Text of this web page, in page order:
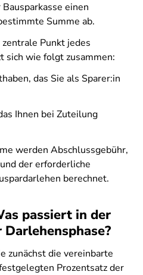
einen
Summe ab.
Punkt jedes
sich wie folgt zusammen:
das Sie als Sparer:in
Ihnen bei Zuteilung
werden Abschlussgebühr,
der erforderliche
berechnet.
passiert in der
zunächst die vereinbarte
Prozentsatz der